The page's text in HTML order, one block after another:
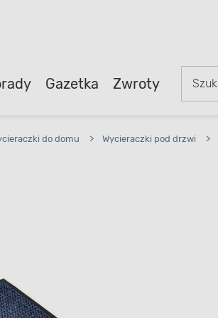
Gazetka Zwroty
do domu > Wycieraczki pod drzwi >